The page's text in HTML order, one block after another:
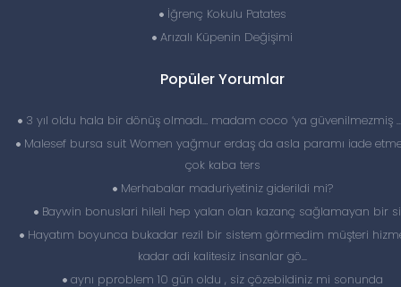
İğrenç Kokulu Patates
Arızalı Küpenin Değişimi
Popüler Yorumlar
3 yıl oldu hala bir dönüş olmadı… madam coco ‘ya güvenilmezmiş
Malesef bursa suit Women yağmur erdaş da asla paramı iade
çok kaba ters
Merhabalar maduriyetiniz giderildi mi?
Baywin bonuslari hileli hep yalan olan kazanç sağlamayan bir
Hayatım boyunca bukadar rezil bir sistem görmedim müşteri
kadar adi kalitesiz insanlar gö...
aynı pproblem 10 gün oldu , siz çözebildiniz mi sonunda